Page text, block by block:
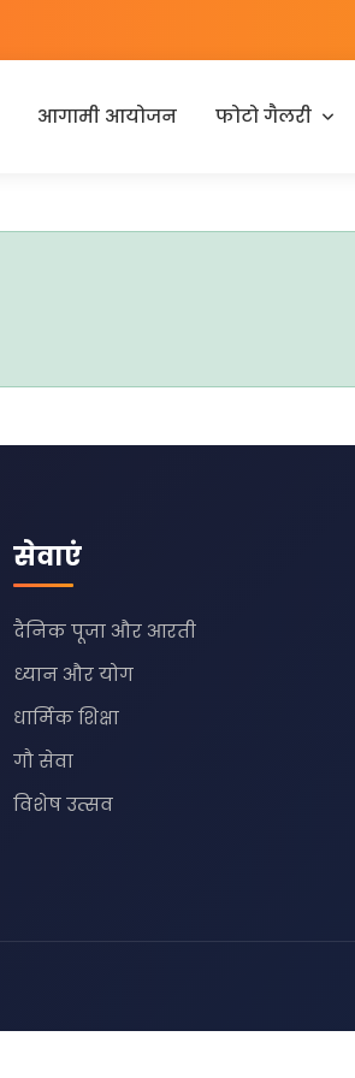
आगामी आयोजन फोटो गैलरी
सेवाएं
दैनिक पूजा और आरती
ध्यान और योग
धार्मिक शिक्षा
गौ सेवा
विशेष उत्सव